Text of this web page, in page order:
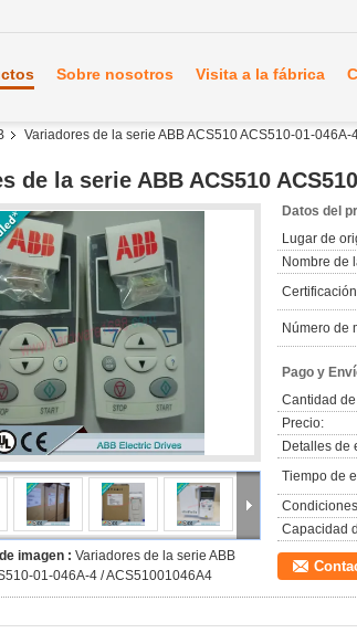
Sobre nosotros Visita a la fábrica
Variadores de la serie ABB ACS510 ACS510-01-
de la serie ABB ACS510
imagen : Variadores de la serie ABB
01-046A-4 / ACS51001046A4
Datos del
Lugar de
Nombre de
Número de
Pago y
Cantidad
Precio:
Detalles de
Tiempo de
Capacidad